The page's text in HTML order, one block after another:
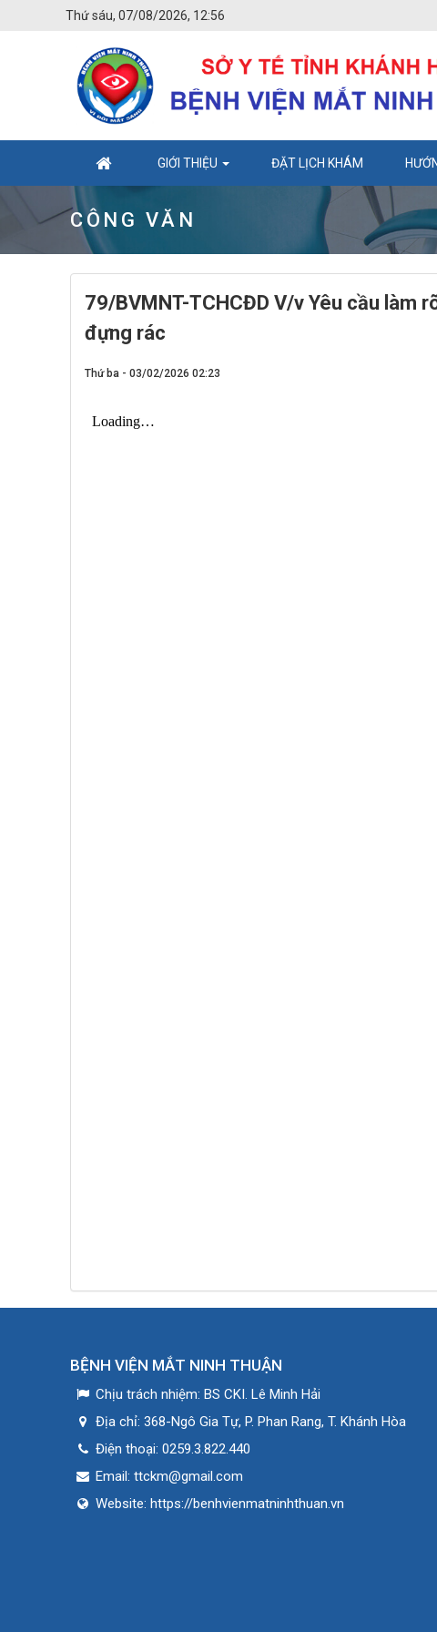
Thứ sáu, 07/08/2026, 12:56
GIỚI THIỆU ĐẶT LỊCH KHÁM
CÔNG VĂN
79/BVMNT-TCHCĐD V/v Yêu cầu làm
đựng rác
Thứ ba - 03/02/2026 02:23
BỆNH VIỆN MẮT NINH THUẬN
Chịu trách nhiệm: BS CKI. Lê Minh Hải
Địa chỉ: 368-Ngô Gia Tự, P. Phan Rang, T. Khánh Hòa
Điện thoại: 0259.3.822.440
Email: ttckm@gmail.com
Website: https://benhvienmatninhthuan.vn